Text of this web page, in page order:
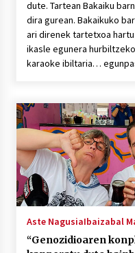
dute. Tartean Bakaiku
dira gurean. Bakaikuko
ari direnek tartetxoa
ikasle egunera
karaoke ibiltaria…
Aste NagusiaIbaizabal
“Genozidioaren